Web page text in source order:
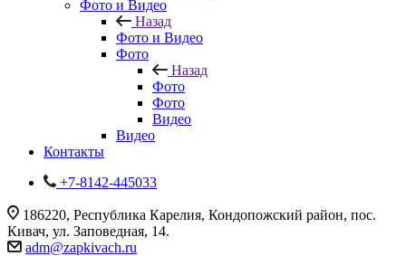
Фото и Видео
Назад
Фото и Видео
Фото
Назад
Фото
Фото
Видео
Видео
Контакты
+7-8142-445033
186220, Республика Карелия, Кондопожский район, пос.
Кивач, ул. Заповедная, 14.
adm@zapkivach.ru